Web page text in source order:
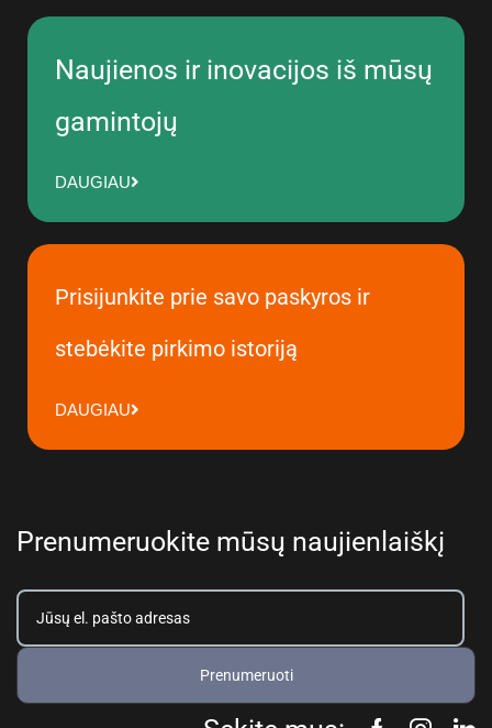
Naujienos ir inovacijos iš mūsų
gamintojų
DAUGIAU
Prisijunkite prie savo paskyros ir
stebėkite pirkimo istoriją
DAUGIAU
Prenumeruokite mūsų naujienlaiškį
Prenumeruoti